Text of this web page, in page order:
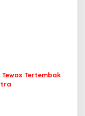
Tertembak